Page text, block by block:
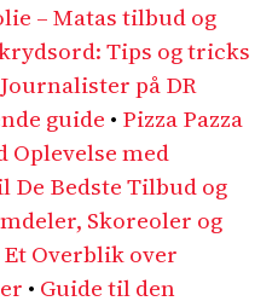
– Matas tilbud og
Tips og tricks
Journalister på DR
guide • Pizza Pazza
Oplevelse med
De Bedste Tilbud og
Skoreoler og
Overblik over
• Guide til den